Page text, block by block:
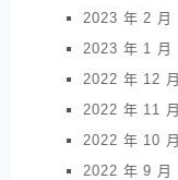
2023 年 2 月
2023 年 1 月
2022 年 12 月
2022 年 11 月
2022 年 10 月
2022 年 9 月